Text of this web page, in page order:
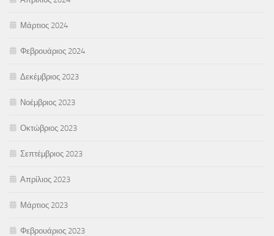
Μάρτιος 2024
Φεβρουάριος 2024
Δεκέμβριος 2023
Νοέμβριος 2023
Οκτώβριος 2023
Σεπτέμβριος 2023
Απρίλιος 2023
Μάρτιος 2023
Φεβρουάριος 2023